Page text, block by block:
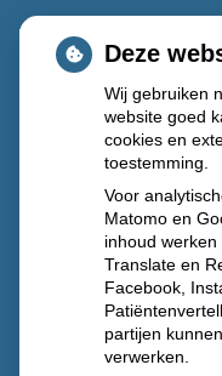
Deze
Wij gebruiken
website goed
cookies en
toestemming.
Voor
Matomo en
inhoud werken
Translate en
Facebook,
partijen
verwerken.